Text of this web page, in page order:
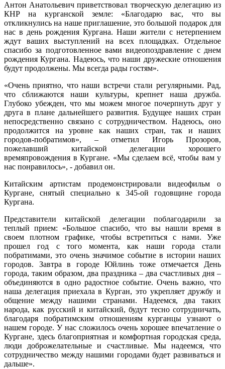
Антон Анатольевич приветствовал творческую делегацию из
КНР на курганской земле: «Благодарю вас, что вы
откликнулись на наше приглашение, это большой подарок для
нас в день рождения Кургана. Наши жители с нетерпением
ждут ваших выступлений на всех площадках. Отдельное
спасибо за подготовленное вами видеопоздравление с днем
рождения Кургана. Надеюсь, что наши дружеские отношения
будут продолжены. Мы всегда рады гостям».
«Очень приятно, что наши встречи стали регулярными. Рад,
что сближаются наши культуры, крепнет наша дружба.
Глубоко убежден, что мы можем многое почерпнуть друг у
друга в плане дальнейшего развития. Будущее наших стран
непосредственно связано с сотрудничеством. Надеюсь, оно
продолжится на уровне как наших стран, так и наших
городов-побратимов», – отметил Игорь Прозоров,
пожелавший китайской делегации хорошего
времяпровождения в Кургане. «Мы сделаем всё, чтобы вам у
нас понравилось», - добавил он.
Китайским артистам продемонстрировали видеофильм о
Кургане, снятый специально к 345-ой годовщине города
Кургана.
Представители китайской делегации поблагодарили за
теплый прием: «Большое спасибо, что вы нашли время в
своем плотном графике, чтобы встретиться с нами. Уже
прошел год с того момента, как наши города стали
побратимами, это очень значимое событие в истории наших
городов. Завтра в городе Юйлинь тоже отмечается День
города, таким образом, два праздника – два счастливых дня –
объединяются в одно радостное событие. Очень важно, что
наша делегация приехала в Курган, это укрепляет дружбу и
общение между нашими странами. Надеемся, два таких
народа, как русский и китайский, будут тесно сотрудничать,
благодаря побратимским отношениям курганцы узнают о
нашем городе. У нас сложилось очень хорошее впечатление о
Кургане, здесь благоприятная и комфортная городская среда,
люди доброжелательные и счастливые. Мы надеемся, что
сотрудничество между нашими городами будет развиваться и
дальше».